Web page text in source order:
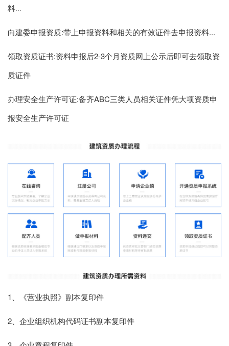
料...
向建委申报资质:带上申报资料和相关的有效证件去申报资料...
领取资质证书:资料申报后2-3个月资质网上公示后即可去领取资
质证件
办理安全生产许可证:备齐ABC三类人员相关证件凭大项资质申
报安全生产许可证
1、《营业执照》副本复印件
2、企业组织机构代码证书副本复印件